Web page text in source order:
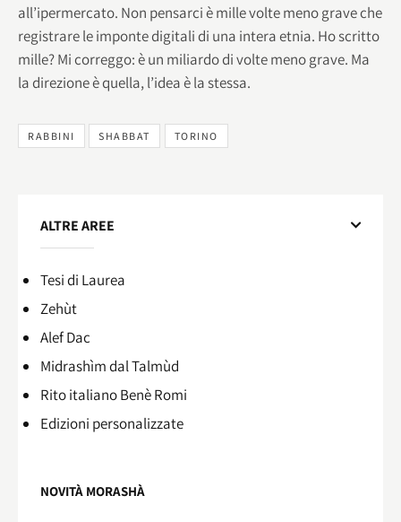
all’ipermercato. Non pensarci è mille volte meno grave che
registrare le imponte digitali di una intera etnia. Ho scritto
mille? Mi correggo: è un miliardo di volte meno grave. Ma
la direzione è quella, l’idea è la stessa.
RABBINI SHABBAT TORINO
ALTRE AREE
Tesi di Laurea
Zehùt
Alef Dac
Midrashìm dal Talmùd
Rito italiano Benè Romi​
Edizioni personalizzate
NOVITÀ MORASHÀ